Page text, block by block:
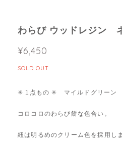
わらび ウッドレジン
¥6,450
SOLD OUT
✳︎ 1点もの ✳︎ マイルドグリーン
コロコロのわらび餅な色合い。
紐は明るめのクリーム色を採用し